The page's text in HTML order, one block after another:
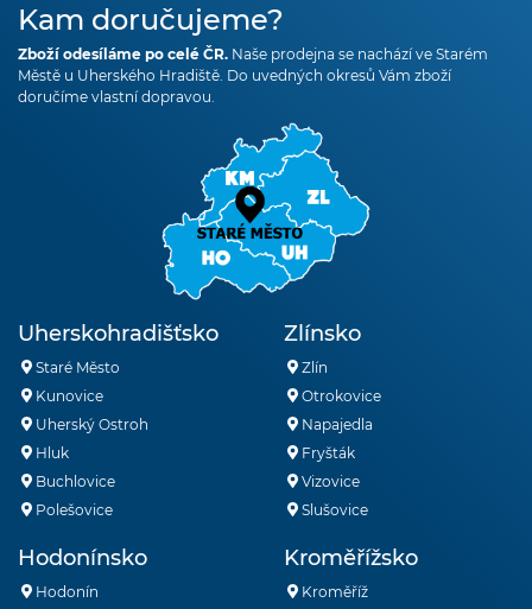
Kam doručujeme?
Zboží odesíláme po celé ČR. Naše prodejna se nachází ve Starém
Městě u Uherského Hradiště. Do uvedných okresů Vám zboží
doručíme vlastní dopravou.
Uherskohradišťsko
Staré Město
Kunovice
Uherský Ostroh
Hluk
Buchlovice
Polešovice
Zlínsko
Zlín
Otrokovice
Napajedla
Fryšták
Vizovice
Slušovice
Hodonínsko
Hodonín
Kroměřížsko
Kroměříž